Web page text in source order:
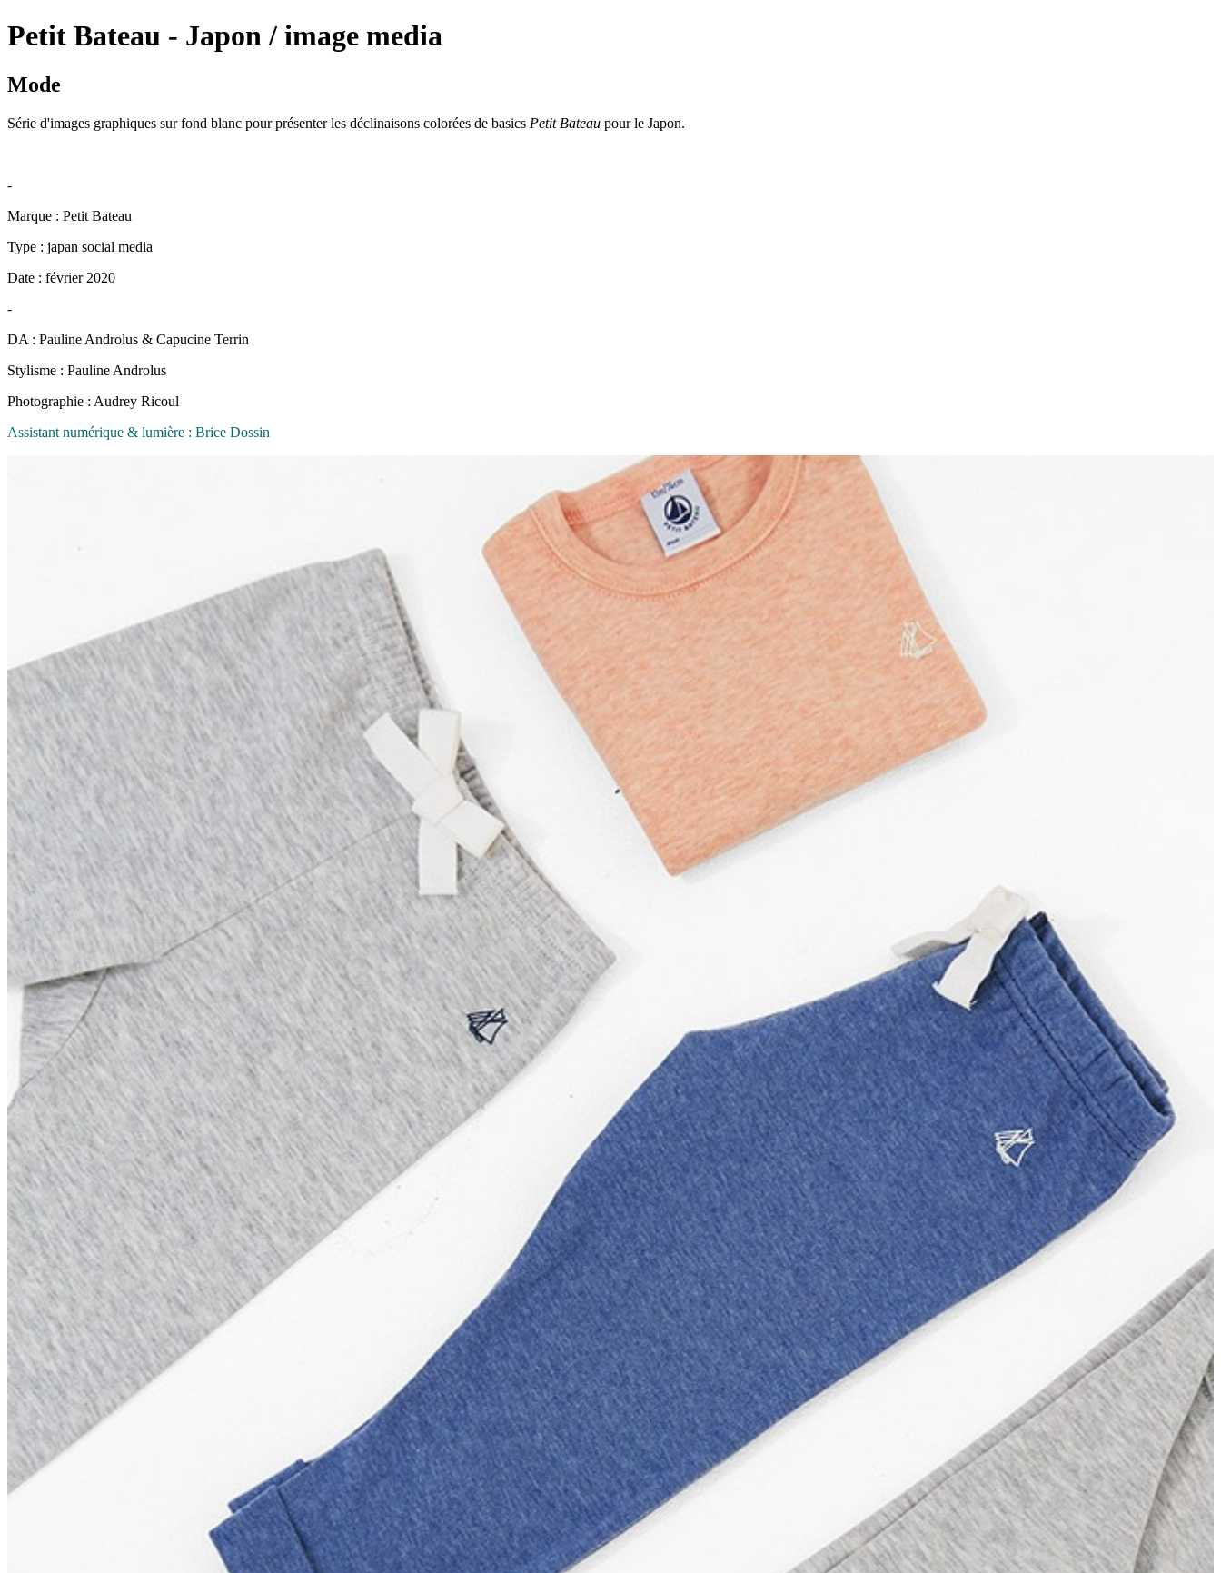
Petit Bateau - Japon / image media
Mode
Série d'images graphiques sur fond blanc pour présenter les déclinaisons colorées de basics Petit Bateau pour le Japon.
-
Marque : Petit Bateau
Type : japan social media
Date : février 2020
-
DA : Pauline Androlus & Capucine Terrin
Stylisme : Pauline Androlus
Photographie : Audrey Ricoul
Assistant numérique & lumière : Brice Dossin